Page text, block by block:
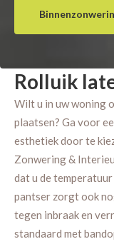
Rolluik
Wilt u in uw woning
plaatsen? Ga voor
esthetiek door te
Zonwering &
dat u de
pantser zorgt ook
tegen inbraak en
standaard met